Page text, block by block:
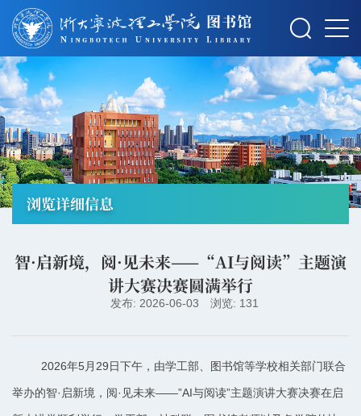
摄影：秋草
浏览详细信息
智·启新境，阅·见未来——“AI与阅读”主题演
讲大赛决赛圆满举行
发布: 2026-06-03 浏览: 131
2026年5月29日下午，由学工部、图书馆等学校相关部门联合
举办的智·启新境，阅·见未来——”AI与阅读”主题演讲大赛决赛在启